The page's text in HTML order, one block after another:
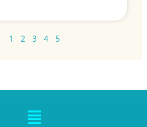
1 2 3 4 5